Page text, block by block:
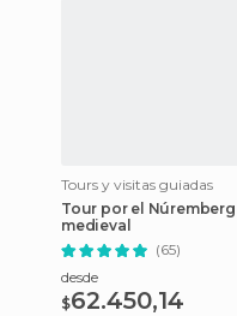
Tours y visitas guiadas
Tour por el Núremberg
medieval
(65)
desde
$62.450,14